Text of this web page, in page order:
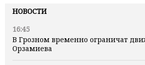
НОВОСТИ
16:45
В Грозном временно ограничат
Орзамиева